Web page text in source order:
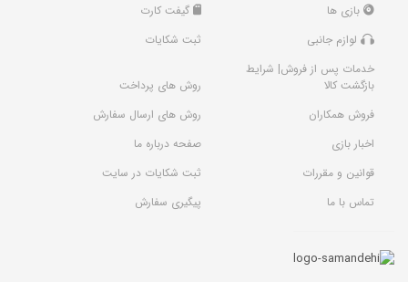
بازی ها
گیفت کارت
لوازم جانبی
ثبت شکایات
خدمات پس از فروش| شرایط
بازگشت کالا
روش های پرداخت
فروش همکاران
روش های ارسال سفارش
اخبار بازی
صفحه درباره ما
قوانین و مقررات
ثبت شکایات در سایت
تماس با ما
پیگیری سفارش